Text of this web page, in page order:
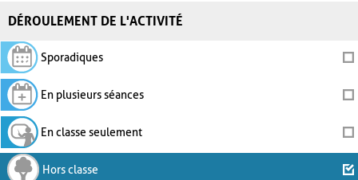
DÉROULEMENT DE L'ACTIVITÉ
Sporadiques
En plusieurs séances
En classe seulement
Hors classe